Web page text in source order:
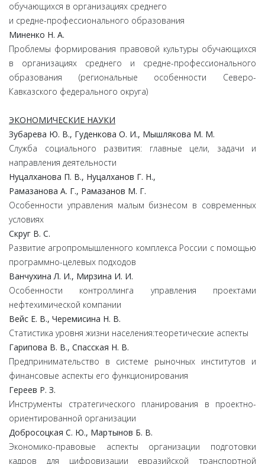
обучающихся в организациях среднего
и средне-профессионального образования
Миненко Н. А.
Проблемы формирования правовой культуры обучающихся
в организациях среднего и средне-профессионального
образования (региональные особенности Северо-
Кавказского федерального округа)
ЭКОНОМИЧЕСКИЕ НАУКИ
Зубарева Ю. В., Гуденкова О. И., Мышлякова М. М.
Служба социального развития: главные цели, задачи и
направления деятельности
Нуцалханова П. В., Нуцалханов Г. Н.,
Рамазанова А. Г., Рамазанов М. Г.
Особенности управления малым бизнесом в современных
условиях
Скруг В. С.
Развитие агропромышленного комплекса России с помощью
программно-целевых подходов
Ванчухина Л. И., Мирзина И. И.
Особенности контроллинга управления проектами
нефтехимической компании
Вейс Е. В., Черемисина Н. В.
Статистика уровня жизни населения:теоретические аспекты
Гарипова В. В., Спасская Н. В.
Предпринимательство в системе рыночных институтов и
финансовые аспекты его функционирования
Гереев Р. З.
Инструменты стратегического планирования в проектно-
ориентированной организации
Добросоцкая С. Ю., Мартынов Б. В.
Экономико-правовые аспекты организации подготовки
кадров для цифровизации евразийской транспортной